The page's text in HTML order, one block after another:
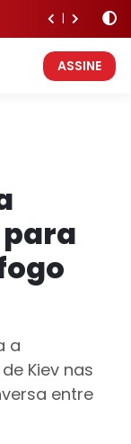
ASSINE
a
Kiev nas
entre